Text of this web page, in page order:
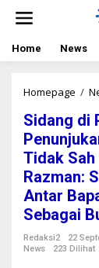
t
Home News
Homepage /
Sidang di
Tidak Sah
Razman:
Antar
Sebagai
Redaksi2
22
News
223 Dilihat